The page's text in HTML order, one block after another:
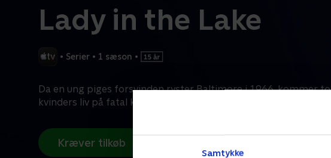
Samtykke
Lady in the Lake
• Serier • 1 sæson •
Da en ung piges forsvinden ryster Baltimore i 1966, kommer to
kvinders liv på fatal kollisionskurs.
Kræver tilkøb